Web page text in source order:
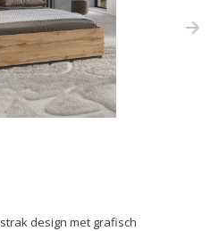
design met grafisch